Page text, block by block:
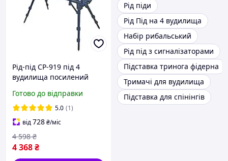
Рід-під CP-919 під 4
вудилища посилений
Готово до відправки
5.0 (1)
від728₴/міс
4 368₴
4 598 ₴
Рід піди
Рід Під на 4 вудилища
Набір рибальський
Рід під з сигналізаторами
Підставка тринога фідерна
Тримачі для вудилища
Підставка для спінінгів